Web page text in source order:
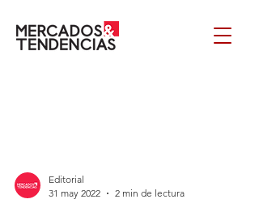
Editorial
31 may 2022
2 min de lectura